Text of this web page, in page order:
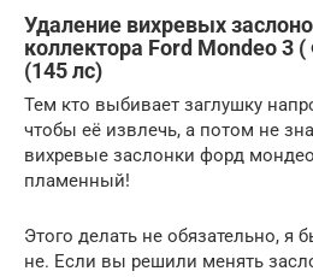
Удаление вихревых
коллектора Ford Mondeo 3
(145 лс)
Тем кто выбивает заглушку
чтобы её извлечь, а потом не
вихревые заслонки форд
пламенный!
Этого делать не обязательно, я
не. Если вы решили менять